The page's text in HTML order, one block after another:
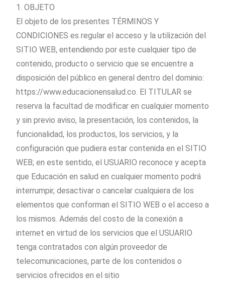
1. OBJETO
El objeto de los presentes TÉRMINOS Y
CONDICIONES es regular el acceso y la utilización del
SITIO WEB, entendiendo por este cualquier tipo de
contenido, producto o servicio que se encuentre a
disposición del público en general dentro del dominio:
https://www.educacionensalud.co. El TITULAR se
reserva la facultad de modificar en cualquier momento
y sin previo aviso, la presentación, los contenidos, la
funcionalidad, los productos, los servicios, y la
configuración que pudiera estar contenida en el SITIO
WEB; en este sentido, el USUARIO reconoce y acepta
que Educación en salud en cualquier momento podrá
interrumpir, desactivar o cancelar cualquiera de los
elementos que conforman el SITIO WEB o el acceso a
los mismos. Además del costo de la conexión a
internet en virtud de los servicios que el USUARIO
tenga contratados con algún proveedor de
telecomunicaciones, parte de los contenidos o
servicios ofrecidos en el sitio